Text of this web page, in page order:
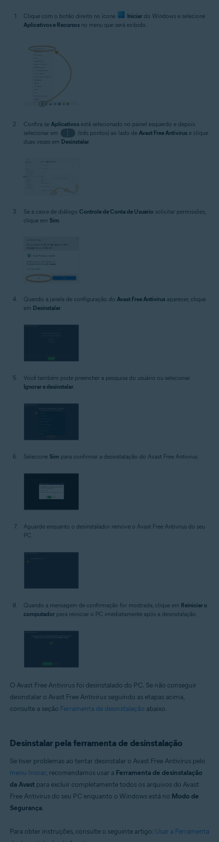
Clique com o botão direito no ícone Iniciar do Windows e selecione
Aplicativos e Recursos no menu que será exibido.
Confira se Aplicativos está selecionado no painel esquerdo e depois
selecionar em
⋮ (três pontos) ao lado de Avast Free Antiviruse clique
duas vezes em Desinstalar
Se a caixa de diálogo Controle de Conta de Usuário solicitar permissões,
clique em Sim
Quando a janela de configuração do Avast Free Antivirus aparecer, clique
em Desinstalar
Você também pode preencher a pesquisa do usuário ou selecionar
Ignorar e desinstalar
Selecione Sim para confirmar a desinstalação do Avast Free Antivirus.
Aguarde enquanto o desinstalador remove o Avast Free Antivirus do seu
PC.
Quando a mensagem de confirmação for mostrada, clique em Reiniciar o
computador para reiniciar o PC imediatamente após a desinstalação.
O Avast Free Antivirus foi desinstalado do PC. Se não conseguir
desinstalar o Avast Free Antivirus seguindo as etapas acima,
consulte a seção Ferramenta de desinstalação abaixo.
Desinstalar pela ferramenta de desinstalação
Se tiver problemas ao tentar desinstalar o Avast Free Antivirus pelo
menu Iniciar, recomendamos usar a Ferramenta de desinstalação
da Avast para excluir completamente todos os arquivos do Avast
Free Antivirus do seu PC enquanto o Windows está no Modo de
Segurança.
Para obter instruções, consulte o seguinte artigo: Usar a Ferramenta